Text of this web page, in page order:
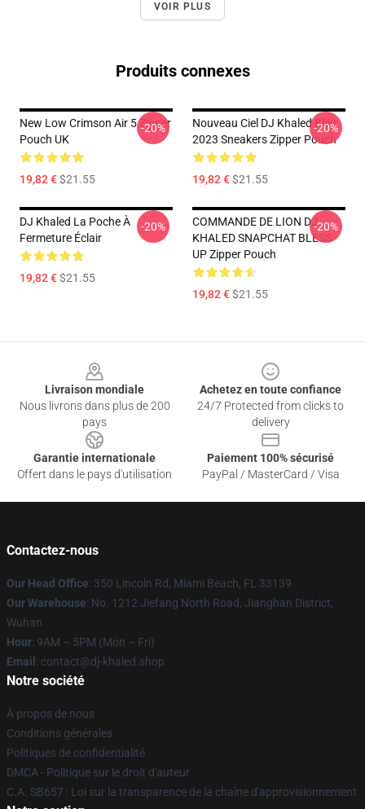
VOIR PLUS
Produits connexes
New Low Crimson Air 5 Zipper
Pouch UK
19,82 €$21.55
-20%
Nouveau Ciel DJ Khaled Bleu
2023 Sneakers Zipper Pouch
19,82 €$21.55
-20%
DJ Khaled La Poche À
Fermeture Éclair
19,82 €$21.55
-20%
COMMANDE DE LION DJ
KHALED SNAPCHAT BLESS
UP Zipper Pouch
19,82 €$21.55
-20%
Livraison mondiale
Nous livrons dans plus de 200
pays
Achetez en toute confiance
24/7 Protected from clicks to
delivery
Garantie internationale
Offert dans le pays d'utilisation
Paiement 100% sécurisé
PayPal / MasterCard / Visa
Contactez-nous
Our Head Office: 350 Lincoln Rd, Miami Beach, FL 33139
Our Warehouse: No. 1212 Jiefang North Road, Jianghan District,
Wuhan
Hour: 9AM – 5PM (Mon – Fri)
Email : contact@dj-khaled.shop
Notre société
À propos de nous
Conditions générales
Politiques de confidentialité
DMCA - Politique sur le droit d'auteur
C.A. SB657 : Loi sur la transparence de la chaîne d'approvisionnement